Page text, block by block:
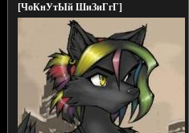
[ЧоКнУтЫй ШиЗиГгГ]